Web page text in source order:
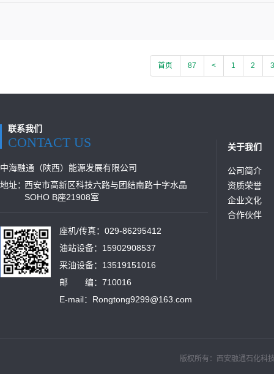
首页 87 < 1 2 3
联系我们
CONTACT US
中海融通（陕西）能源发展有限公司
地址：西安市高新区科技六路与团结南路十字水晶
SOHO B座21908室
座机/传真：029-86295412
油站设备：15902908537
采油设备：13519151016
邮 编：710016
E-mail：Rongtong9299@163.com
关于我们
公司简介
资质荣誉
企业文化
合作伙伴
版权所有：西安融通石化科